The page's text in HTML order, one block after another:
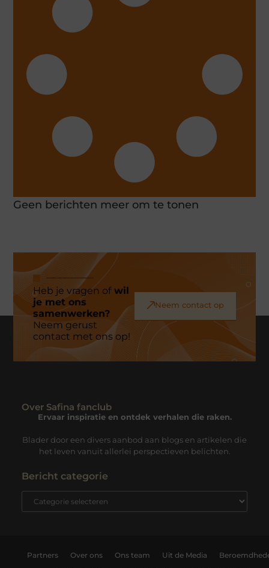
Geen berichten meer om te tonen
Heb je vragen ofwil
je met ons
samenwerken?
Neem gerust
contact met ons op!
Neem contact op
Over Safina fanclub
Ervaar inspiratie en ontdek verhalen die raken.
Blader door een divers aanbod aan blogs en artikelen die
het leven vanuit allerlei perspectieven belichten.
Bericht categorie
Partners Over ons Ons team Uit de Media